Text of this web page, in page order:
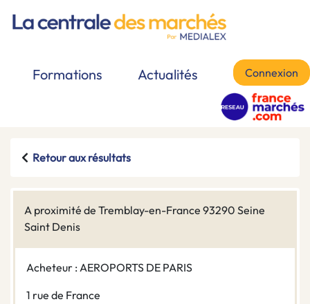
Formations Actualités Connexion
Retour aux résultats
A proximité de Tremblay-en-France 93290 Seine
Saint Denis
Acheteur : AEROPORTS DE PARIS
1 rue de France